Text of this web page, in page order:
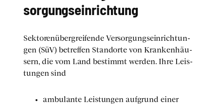
sor­gungs­ein­rich­tung
Sek­toren­über­grei­fen­de Ver­sor­gungs­ein­rich­tun­
gen (SüV) betref­fen Stand­or­te von Kran­ken­häu­
sern, die vom Land bestimmt wer­den. Ihre Leis­
tun­gen sind
ambu­lan­te Leis­tun­gen auf­grund einer